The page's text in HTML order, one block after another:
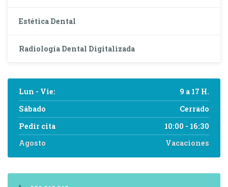
Estética Dental
Radiología Dental Digitalizada
Lun - Vie:
9 a 17 H.
Sábado
Cerrado
Pedir cita
10:00 - 16:30
Agosto
Vacaciones